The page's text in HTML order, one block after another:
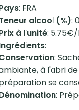
: FRA
alcool (%):
à l'unité: 5.75€/
:
:
à l'abri
se
: